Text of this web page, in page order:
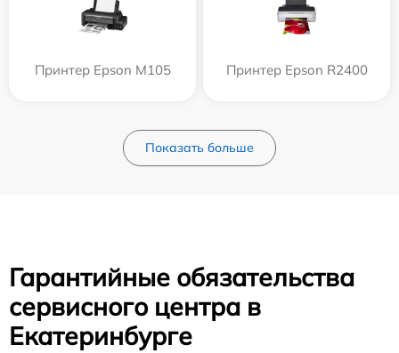
Принтер Epson M105 Принтер Epson R2400
Показать больше
Гарантийные обязательства
сервисного центра в
Екатеринбурге